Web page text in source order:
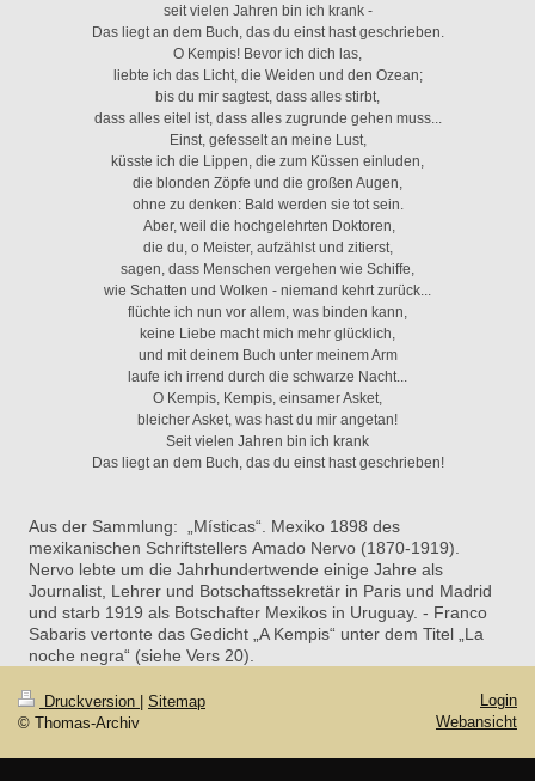
seit vielen Jahren bin ich krank -
Das liegt an dem Buch, das du einst hast geschrieben.
O Kempis! Bevor ich dich las,
liebte ich das Licht, die Weiden und den Ozean;
bis du mir sagtest, dass alles stirbt,
dass alles eitel ist, dass alles zugrunde gehen muss...
Einst, gefesselt an meine Lust,
küsste ich die Lippen, die zum Küssen einluden,
die blonden Zöpfe und die großen Augen,
ohne zu denken: Bald werden sie tot sein.
Aber, weil die hochgelehrten Doktoren,
die du, o Meister, aufzählst und zitierst,
sagen, dass Menschen vergehen wie Schiffe,
wie Schatten und Wolken - niemand kehrt zurück...
flüchte ich nun vor allem, was binden kann,
keine Liebe macht mich mehr glücklich,
und mit deinem Buch unter meinem Arm
laufe ich irrend durch die schwarze Nacht...
O Kempis, Kempis, einsamer Asket,
bleicher Asket, was hast du mir angetan!
Seit vielen Jahren bin ich krank
Das liegt an dem Buch, das du einst hast geschrieben!
Aus der Sammlung: „Místicas“. Mexiko 1898 des
mexikanischen Schriftstellers Amado Nervo (1870-1919).
Nervo lebte um die Jahrhundertwende einige Jahre als
Journalist, Lehrer und Botschaftssekretär in Paris und Madrid
und starb 1919 als Botschafter Mexikos in Uruguay. - Franco
Sabaris vertonte das Gedicht „A Kempis“ unter dem Titel „La
noche negra“ (siehe Vers 20).
Druckversion | Sitemap
© Thomas-Archiv
Login
Webansicht